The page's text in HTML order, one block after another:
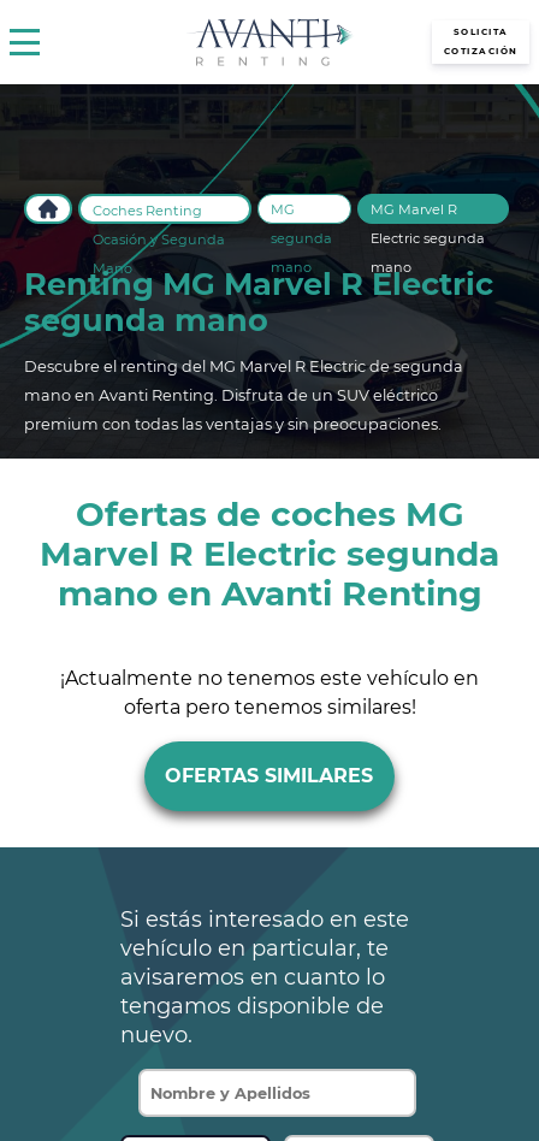
SOLICITA
COTIZACIÓN
Coches Renting
Ocasión y Segunda
Mano
MG
segunda
mano
MG Marvel R
Electric segunda
mano
Renting MG Marvel R Electric
segunda mano
Descubre el renting del MG Marvel R Electric de segunda
mano en Avanti Renting. Disfruta de un SUV eléctrico
premium con todas las ventajas y sin preocupaciones.
Ofertas de coches MG
Marvel R Electric segunda
mano en Avanti Renting
¡Actualmente no tenemos este vehículo en
oferta pero tenemos similares!
OFERTAS SIMILARES
Si estás interesado en este
vehículo en particular, te
avisaremos en cuanto lo
tengamos disponible de
nuevo.